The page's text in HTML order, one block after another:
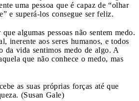
uma pessoa que é capaz de “olhar
e superá-los consegue ser feliz.
algumas pessoas não sentem medo.
inerente aos seres humanos, e todos
da vida sentimos medo de algo. A
que não conhece o medo, mas
as suas próprias forças até que
(Susan Gale)